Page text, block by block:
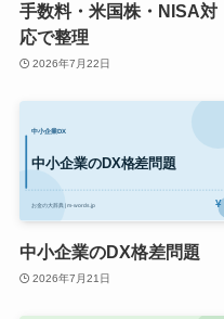
手数料・米国株・NISA対
応で整理
2026年7月22日
中小企業のDX格差問題
2026年7月21日